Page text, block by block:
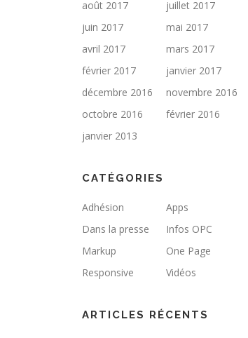
août 2017
juillet 2017
juin 2017
mai 2017
avril 2017
mars 2017
février 2017
janvier 2017
décembre 2016
novembre 2016
octobre 2016
février 2016
janvier 2013
CATÉGORIES
Adhésion
Apps
Dans la presse
Infos OPC
Markup
One Page
Responsive
Vidéos
ARTICLES RÉCENTS